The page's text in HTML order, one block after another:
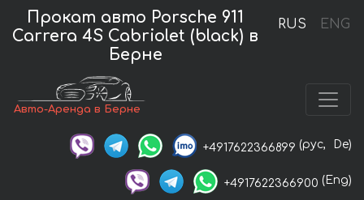
RUS ENG
Прокат авто Porsche 911
Carrera 4S Cabriolet (black) в
Берне
Авто-Аренда в Берне
+4917622366899 (рус, De)
+4917622366900 (Eng)